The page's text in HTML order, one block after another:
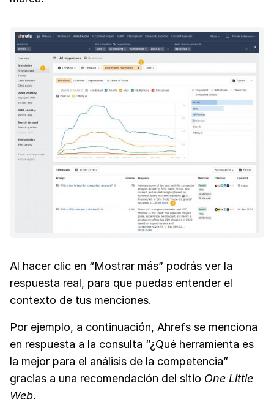
Al hacer clic en “Mostrar más” podrás ver la
respuesta real, para que puedas entender el
contexto de tus menciones.
Por ejemplo, a continuación, Ahrefs se menciona
en respuesta a la consulta “¿Qué herramienta es
la mejor para el análisis de la competencia”
gracias a una recomendación del sitio One Little
Web.